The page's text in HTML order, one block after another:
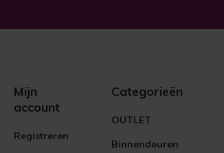
Mijn
account
Registreren
Categorieën
OUTLET
Binnendeuren